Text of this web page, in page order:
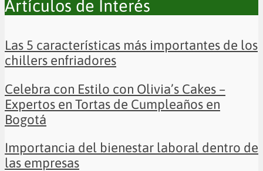
Artículos de Interés
Las 5 características más importantes de los
chillers enfriadores
Celebra con Estilo con Olivia’s Cakes –
Expertos en Tortas de Cumpleaños en
Bogotá
Importancia del bienestar laboral dentro de
las empresas